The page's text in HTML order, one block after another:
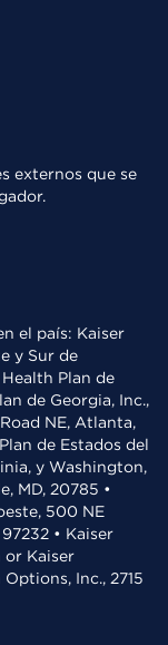
externos que se
el país: Kaiser
y Sur de
Plan de
de Georgia, Inc.,
NE, Atlanta,
de Estados del
y Washington,
MD, 20785 •
500 NE
• Kaiser
or Kaiser
Inc., 2715